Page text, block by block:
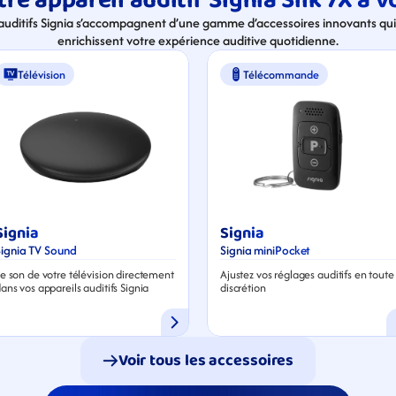
Signia s’accompagnent d’une gamme d’accessoires innovants
enrichissent votre expérience auditive quotidienne.
Télévision
TV Sound
son de votre télévision directement
vos appareils auditifs Signia
Télécommande
Signia
Signia miniPocket
Ajustez vos réglages auditifs en toute
discrétion
Voir tous les accessoires